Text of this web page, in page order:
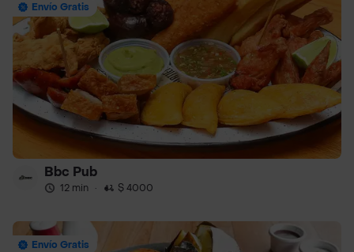
Envío Gratis
Bbc Pub
12 min · $ 4000
Envío Gratis